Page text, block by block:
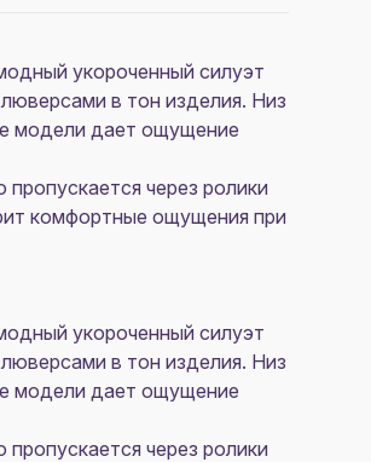
укороченный силуэт
в тон изделия. Низ
модели дает ощущение
через ролики
комфортные ощущения при
укороченный силуэт
в тон изделия. Низ
модели дает ощущение
через ролики